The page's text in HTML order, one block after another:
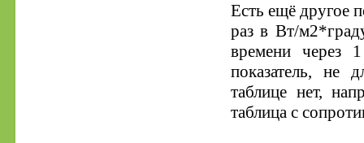
Есть ещё другое
раз в Вт/
времени через
показатель, не
таблице нет,
таблица с